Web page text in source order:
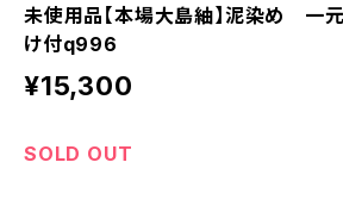
未使用品【本場大島紬】泥染め 一
け付q996
¥15,300
SOLD OUT